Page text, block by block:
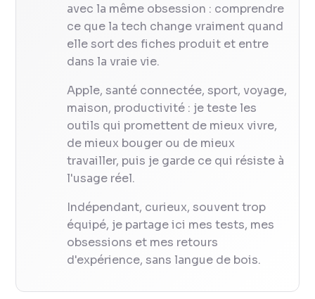
avec la même obsession : comprendre
ce que la tech change vraiment quand
elle sort des fiches produit et entre
dans la vraie vie.
Apple, santé connectée, sport, voyage,
maison, productivité : je teste les
outils qui promettent de mieux vivre,
de mieux bouger ou de mieux
travailler, puis je garde ce qui résiste à
l'usage réel.
Indépendant, curieux, souvent trop
équipé, je partage ici mes tests, mes
obsessions et mes retours
d'expérience, sans langue de bois.